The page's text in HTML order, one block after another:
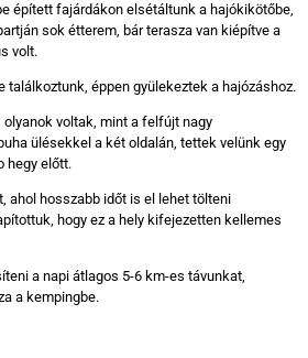
épített fajárdákon elsétáltunk a hajókikötőbe,
sok étterem, bár terasza van kiépítve a
volt.
találkoztunk, éppen gyülekeztek a hajózáshoz.
voltak, mint a felfújt nagy
ülésekkel a két oldalán, tettek velünk egy
hegy előtt.
ahol hosszabb időt is el lehet tölteni
hogy ez a hely kifejezetten kellemes
a napi átlagos 5-6 km-es távunkat,
a kempingbe.